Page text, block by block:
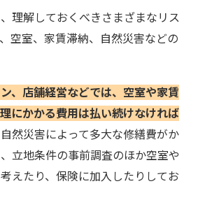
理解しておくべきさまざまなリス
空室、家賃滞納、自然災害などの
、店舗経営などでは、空室や家賃
にかかる費用は払い続けなければ
然災害によって多大な修繕費がか
立地条件の事前調査のほか空室や
えたり、保険に加入したりしてお